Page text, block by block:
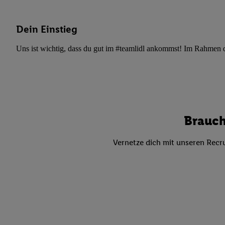
Dein Einstieg
Uns ist wichtig, dass du gut im #teamlidl ankommst! Im Rahmen
Vernetze dich mit unseren
Anzeige von
oder Zugriff auf
von Zielgruppen
reduzierter Daten